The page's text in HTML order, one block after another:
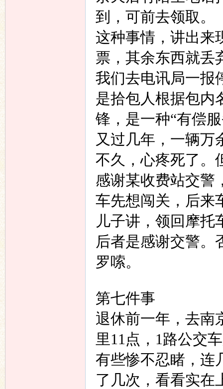
到，可前去领取。
这种事情，讲出来
票，其余东西就丢
我们去电讯局一报
是拾包人根据包内
锋，是一种“有偿
又过几年，一辆万
不久，心疼死了。
感谢某收费站交警
车先想闯关，后
儿子讲，领回摩托
后者是感谢交警。
罗嗦。
第七件事
退休前一年，去南
里11点， 1路公交
有些惨不忍睹，连
了几次，看看实在